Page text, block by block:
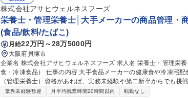
場・店舗の品質管理マネージャー/管理栄養士資格必須
株式会社アサヒウェルネスフーズ
栄養士・管理栄養士│大手メーカーの商品管理・
(食品/飲料/たばこ)
月給22万円～28万5000円
大阪府貝塚市
企業名 株式会社アサヒウェルネスフーズ 求人名 栄養士・管理栄養士│大手メーカーの商品管理・商品開発（健康
食・冷凍食品） 仕事の内容 大手食品メーカーの健康食や冷凍宅配食の管理・開発に携わるポジション。栄養士
（管理栄養士）資格があれば、実務未経験や第二新卒からでも
開発サポート業務。 シェフが考案したレシピをもとに、レシピ管理、栄養価計算、原価管理、お客様の要望を反
業界未経験歓迎 月平均残業時間20時間以内 転勤なし